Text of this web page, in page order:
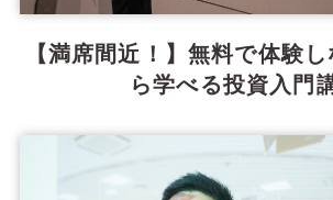
【満席間近！】無料で体験
ら学べる投資入門